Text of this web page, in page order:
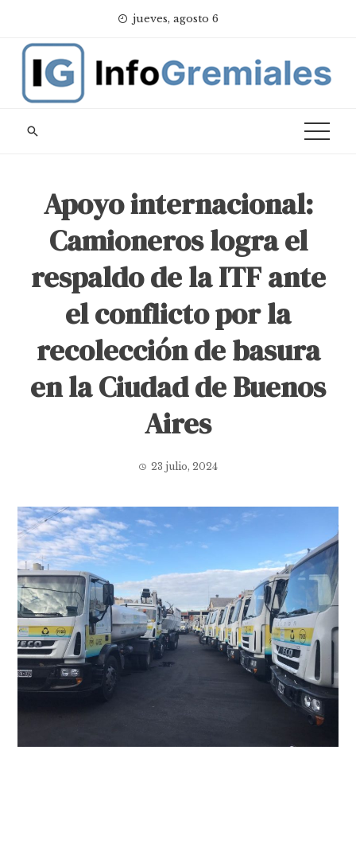
content
jueves, agosto 6
Apoyo internacional:
Camioneros logra el
respaldo de la ITF ante
el conflicto por la
recolección de basura
en la Ciudad de Buenos
Aires
23 julio, 2024